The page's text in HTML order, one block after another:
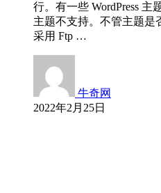
行。有一些 WordPress
主题不支持。不管主题是
采用 Ftp …
牛奇网
2022年2月25日